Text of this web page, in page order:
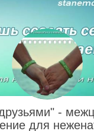
-
для